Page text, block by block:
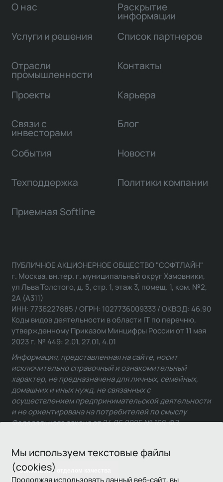
Мы используем текстовые файлы
(cookies)
Продолжая использовать данный веб-сайт, вы
О нас
Услуги и решения
Отрасли
промышленности
Проекты
Связи с
инвесторами
Раскрытие
информации
Список партнеров
Контакты
Карьера
Блог
События Новости
Техподдержка Политики компании
Приемная Softline
Связаться с отделом качества
ПУБЛИЧНОЕ АКЦИОНЕРНОЕ ОБЩЕСТВО "СОФТЛАЙН"
г. Москва, вн.тер. г. муниципальный округ Хамовники,
ул Льва Толстого, д. 5, стр. 1, этаж 3, помещ. 1, ком. №2,
2А (А311)
ИНН: 7736227885 / ОГРН: 1027736009333 / ОКВЭД: 46.90
Коды видов деятельности в области IT по перечню,
утвержденному Приказом Минцифры России от 11 мая
2023 г. № 449: 2.01, 27.01, 4.01
Информация, представленная на сайте, носит
исключительно справочный и ознакомительный
характер, не предназначена для личных, семейных,
домашних и иных нужд, не связанных с
осуществлением предпринимательской деятельности
и не ориентирована на потребителей по смыслу
Федерального закона от 24.06.2025 № 168-ФЗ.